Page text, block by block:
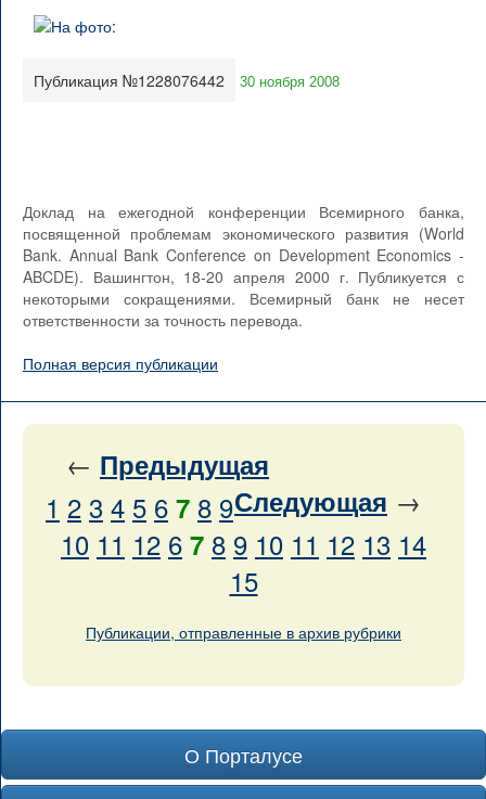
Публикация №1228076442 30 ноября 2008
Доклад на ежегодной конференции Всемирного банка,
посвященной проблемам экономического развития (World
Bank. Annual Bank Conference on Development Economics -
ABCDE). Вашингтон, 18-20 апреля 2000 г. Публикуется с
некоторыми сокращениями. Всемирный банк не несет
ответственности за точность перевода.
Полная версия публикации
← Предыдущая
Следующая →
1 2 3 4 5 6 7 8 9
10 11 12 6 7 8 9 10 11 12 13 14
15
Публикации, отправленные в архив рубрики
О Порталусе